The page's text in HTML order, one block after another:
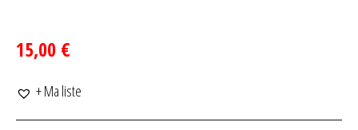
15,00 €
+ Ma liste